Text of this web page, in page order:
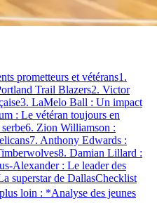
prometteurs et vétérans1.
Trail Blazers2. Victor
3. LaMelo Ball : Un impact
: Le vétéran toujours en
6. Zion Williamson :
7. Anthony Edwards :
8. Damian Lillard :
Alexander : Le leader des
superstar de DallasChecklist
loin : *Analyse des jeunes